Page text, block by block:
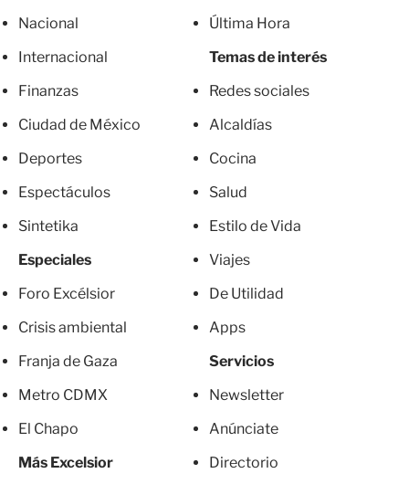
Nacional
Internacional
Finanzas
Ciudad de México
Deportes
Espectáculos
Sintetika
Especiales
Foro Excélsior
Crisis ambiental
Franja de Gaza
Metro CDMX
El Chapo
Más Excelsior
Última Hora
Temas de interés
Redes sociales
Alcaldías
Cocina
Salud
Estilo de Vida
Viajes
De Utilidad
Apps
Servicios
Newsletter
Anúnciate
Directorio